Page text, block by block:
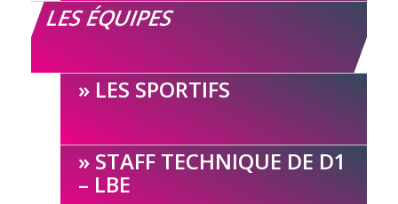
LES ÉQUIPES
LES SPORTIFS
STAFF TECHNIQUE DE D1
– LBE